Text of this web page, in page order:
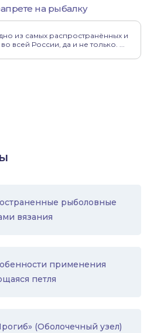
на рыбалку
из самых распространённых и
всей России, да и не только. ...
рыболовные
вязания
применения
петля
(Оболочечный узел)